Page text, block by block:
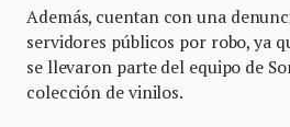
Además, cuentan con una
servidores públicos por robo, ya
se llevaron parte del equipo de
colección de vinilos.